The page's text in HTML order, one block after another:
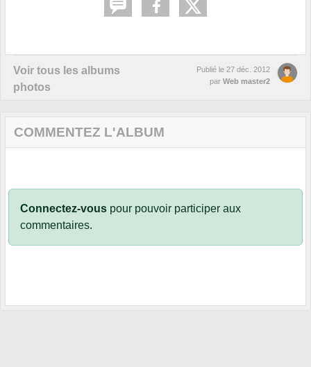
Voir tous les albums
photos
Publié le 27 déc. 2012
par Web master2
COMMENTEZ L'ALBUM
Connectez-vous pour pouvoir participer aux
commentaires.